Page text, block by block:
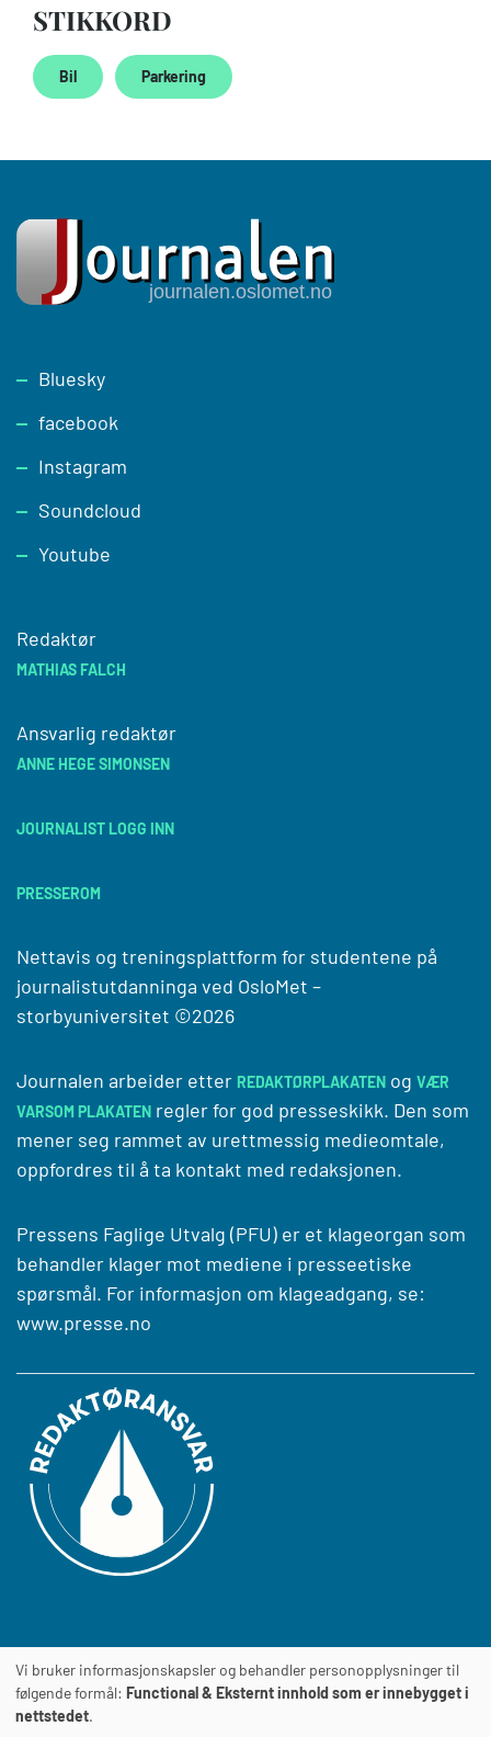
STIKKORD
Bil Parkering
Footer
Bluesky
facebook
Instagram
Soundcloud
Youtube
Redaktør
MATHIAS FALCH
Ansvarlig redaktør
ANNE HEGE SIMONSEN
JOURNALIST LOGG INN
PRESSEROM
Nettavis og treningsplattform for studentene på
journalistutdanninga ved OsloMet –
storbyuniversitet ©2026
Journalen arbeider etter REDAKTØRPLAKATEN og VÆR
VARSOM PLAKATEN regler for god presseskikk. Den som
mener seg rammet av urettmessig medieomtale,
oppfordres til å ta kontakt med redaksjonen.
Pressens Faglige Utvalg (PFU) er et klageorgan som
behandler klager mot mediene i presseetiske
spørsmål. For informasjon om klageadgang, se:
www.presse.no
JournalensTILGJENGELIGHETSERKLÆRING
Vi bruker informasjonskapsler og behandler personopplysninger til
følgende formål: Functional & Eksternt innhold som er innebygget i
nettstedet.